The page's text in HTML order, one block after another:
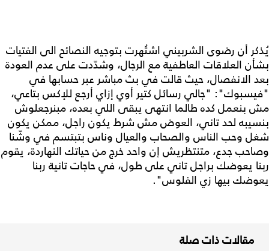
يُذكر أن رضوى الشربيني اشتُهرت بتوجيه النصائح الى الفتيات
بشأن العلاقات العاطفية مع الرجال، وشدّدت على عدم العودة
بعد الانفصال، حيث قالت في بث مباشر عبر حسابها في
"فيسبوك": "جالي رسائل كتير أوي إزاي أرجع للإكس بتاعي،
مش بنعمل كده طالما انتهى يبقى اللي بعده، مبنرجعلوش
بنسيبه لحد تاني، العوض مش شرط يكون راجل، ممكن يكون
شغل وحب الناس والصحاب والعيال وناس بتبتسم في وشّنا
وصاحب جدع، متنتظريش إن واحد خرج من حياتك النهاردة، يقوم
ربنا يعوضك براجل تاني على طول، في حاجات تانية ربنا
يعوضك بيها زي الفلوس".
مقالات ذات صلة